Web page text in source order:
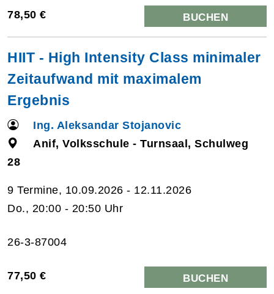
78,50 € BUCHEN
HIIT - High Intensity Class minimaler
Zeitaufwand mit maximalem
Ergebnis
Ing. Aleksandar Stojanovic
Anif, Volksschule - Turnsaal, Schulweg
28
9 Termine, 10.09.2026 - 12.11.2026
Do., 20:00 - 20:50 Uhr
26-3-87004
77,50 € BUCHEN